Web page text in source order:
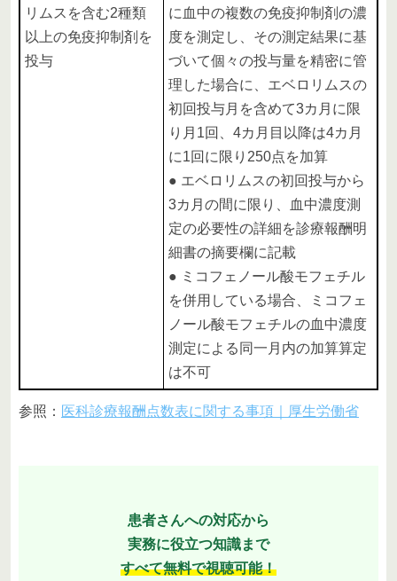
リムスを含む2種類
以上の免疫抑制剤を
投与
に血中の複数の免疫抑制剤の濃
度を測定し、その測定結果に基
づいて個々の投与量を精密に管
理した場合に、エベロリムスの
初回投与月を含めて3カ月に限
り月1回、4カ月目以降は4カ月
に1回に限り250点を加算
● エベロリムスの初回投与から
3カ月の間に限り、血中濃度測
定の必要性の詳細を診療報酬明
細書の摘要欄に記載
● ミコフェノール酸モフェチル
を併用している場合、ミコフェ
ノール酸モフェチルの血中濃度
測定による同一月内の加算算定
は不可
参照： 医科診療報酬点数表に関する事項｜厚生労働省
患者さんへの対応から
実務に役立つ知識まで
すべて無料で視聴可能！